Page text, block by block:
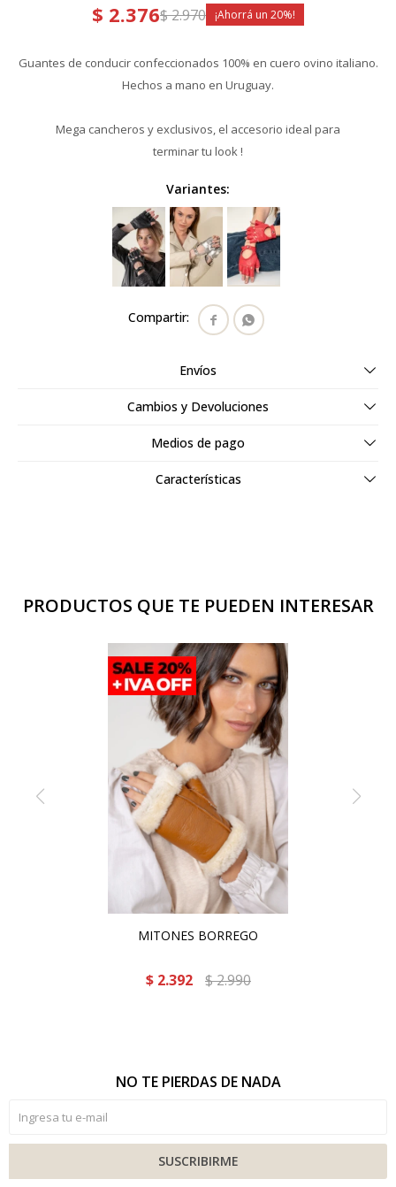
$ 2.376$2.970 20
Guantes de conducir confeccionados 100% en cuero ovino italiano.
Hechos a mano en Uruguay.
Mega cancheros y exclusivos, el accesorio ideal para
terminar tu look !
Variantes:
 
Envíos
Cambios y Devoluciones
Medios de pago
Características
PRODUCTOS QUE TE PUEDEN INTERESAR
MITONES BORREGO
$ 2.392 $2.990
NO TE PIERDAS DE NADA
SUSCRIBIRME